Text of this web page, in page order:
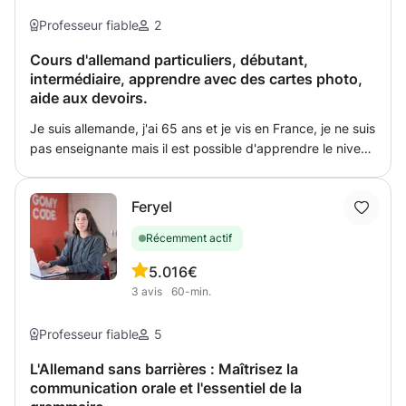
langue pour rendre mon élève autonome aussi vite que
Accompagnement des élèves du primaire, collège et
lycée pour améliorer leur stufe de français. Aide aux
devoirs, préparation aux examens, grammaire,
orthographe, rédaction et compréhension de textes.
Professeur fiable 2
Cours d'allemand particuliers, débutant,
intermédiaire, apprendre avec des cartes photo,
aide aux devoirs.
Je suis allemande, j'ai 65 ans et je vis en France, je ne suis
pas enseignante mais il est possible d'apprendre le niveau
convient pas, il peut toujours être modifié.
Feryel
Récemment actif
5.0
3 avis
16€
60-min.
Professeur fiable 5
L'Allemand sans barrières : Maîtrisez la
communication orale et l'essentiel de la